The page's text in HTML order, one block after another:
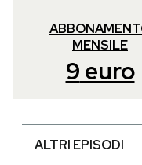
MENSILE
9 euro
ALTRI EPISODI